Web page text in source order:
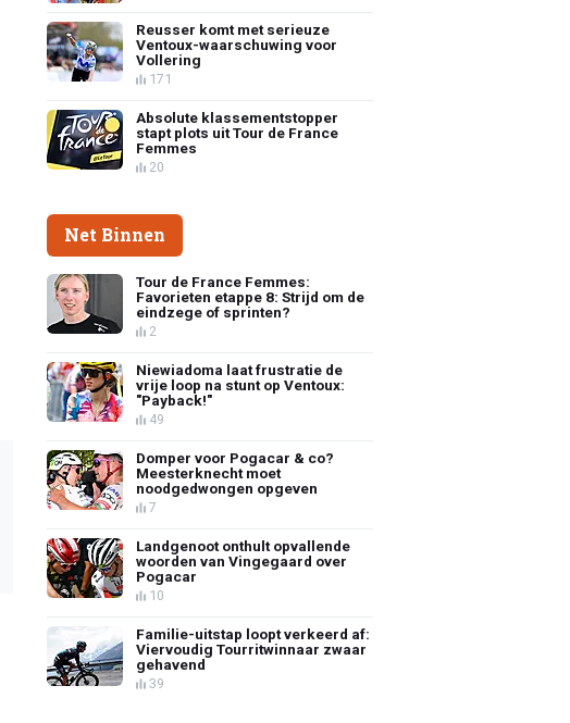
Reusser komt met serieuze
Ventoux-waarschuwing voor
Vollering
171
Absolute klassementstopper
stapt plots uit Tour de France
Femmes
20
Net Binnen
Tour de France Femmes:
Favorieten etappe 8: Strijd om de
eindzege of sprinten?
2
Niewiadoma laat frustratie de
vrije loop na stunt op Ventoux:
"Payback!"
49
Domper voor Pogacar & co?
Meesterknecht moet
noodgedwongen opgeven
7
Landgenoot onthult opvallende
woorden van Vingegaard over
Pogacar
10
Familie-uitstap loopt verkeerd af:
Viervoudig Tourritwinnaar zwaar
gehavend
39